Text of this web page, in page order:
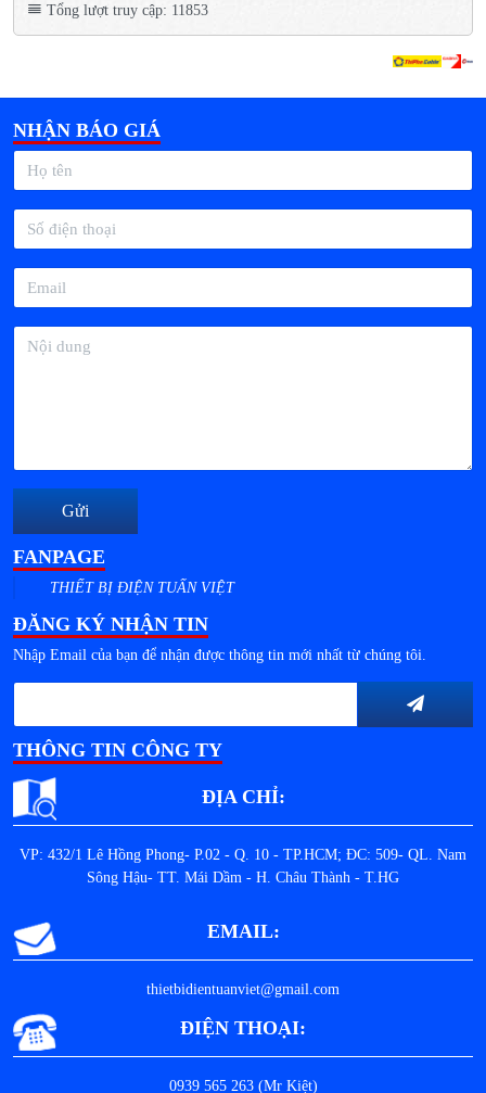
Tổng lượt truy cập: 11853
NHẬN BÁO GIÁ
Gửi
FANPAGE
THIẾT BỊ ĐIỆN TUẤN VIỆT
ĐĂNG KÝ NHẬN TIN
Nhập Email của bạn để nhận được thông tin mới nhất từ chúng tôi.
THÔNG TIN CÔNG TY
ĐỊA CHỈ:
VP: 432/1 Lê Hồng Phong- P.02 - Q. 10 - TP.HCM; ĐC: 509- QL. Nam
Sông Hậu- TT. Mái Dầm - H. Châu Thành - T.HG
EMAIL:
thietbidientuanviet@gmail.com
ĐIỆN THOẠI:
0939 565 263 (Mr Kiệt)